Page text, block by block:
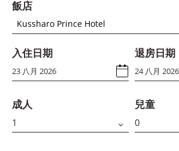
飯店
Kussharo Prince Hotel
入住日期 退房日期
成人 兒童